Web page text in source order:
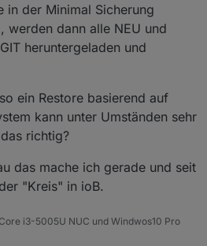
in der Minimal Sicherung
werden dann alle NEU und
heruntergeladen und
ein Restore basierend auf
kann unter Umständen sehr
richtig?
das mache ich gerade und seit
"Kreis" in ioB.
i3-5005U NUC und Windwos10 Pro